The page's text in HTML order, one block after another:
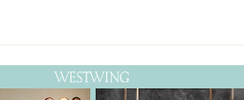
coquetéis de champanhe